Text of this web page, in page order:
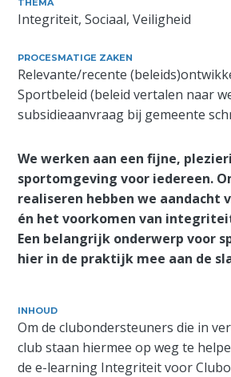
Integriteit, Sociaal, Veiligheid
PROCESMATIGE ZAKEN
Relevante/recente
Sportbeleid (beleid vertalen naar
subsidieaanvraag bij gemeente
We werken aan een fijne,
sportomgeving voor iedereen.
realiseren hebben we
én het voorkomen van
Een belangrijk onderwerp voor
hier in de praktijk mee aan de
INHOUD
Om de clubondersteuners die in
club staan hiermee op weg te
de e-learning Integriteit voor